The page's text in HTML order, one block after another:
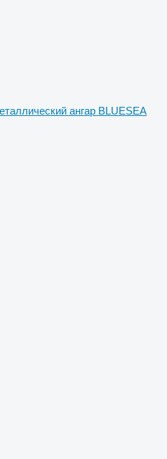
ангар BLUESEA